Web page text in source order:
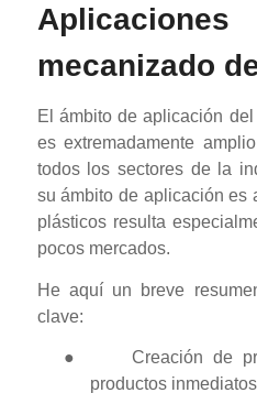
mecanizado
El ámbito de aplicación
es extremadamente
todos los sectores de la
su ámbito de aplicación es
plásticos resulta
pocos mercados.
He aquí un breve
clave:
●
Creación de
productos